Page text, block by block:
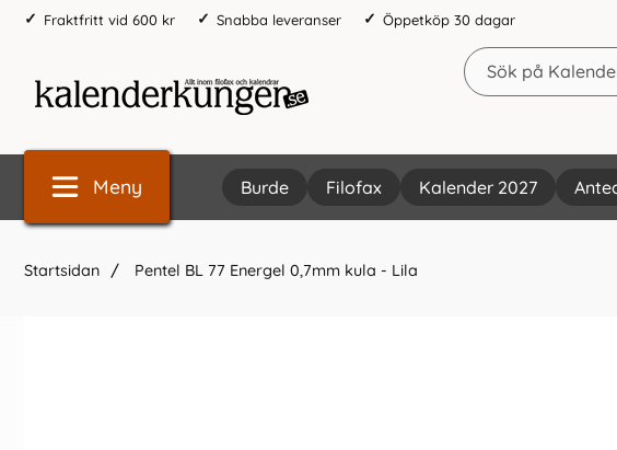
Fraktfritt vid 600 kr Snabba leveranser Öppetköp 30 dagar
Meny Burde Filofax Kalender 2027
Startsidan Pentel BL 77 Energel 0,7mm kula - Lila